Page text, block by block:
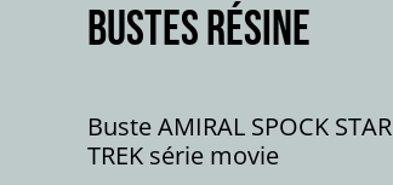
Bustes résine
Buste AMIRAL SPOCK STAR
TREK série movie